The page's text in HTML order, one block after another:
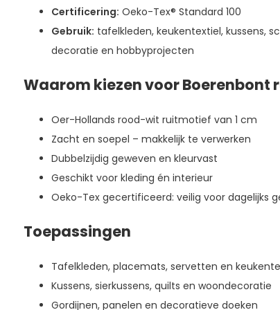
Certificering: Oeko-Tex® Standard 100
Gebruik: tafelkleden, keukentextiel, kussens,
decoratie en hobbyprojecten
Waarom kiezen voor Boerenbont
Oer-Hollands rood-wit ruitmotief van 1 cm
Zacht en soepel – makkelijk te verwerken
Dubbelzijdig geweven en kleurvast
Geschikt voor kleding én interieur
Oeko-Tex gecertificeerd: veilig voor dagelijks
Toepassingen
Tafelkleden, placemats, servetten en
Kussens, sierkussens, quilts en woondecoratie
Gordijnen, panelen en decoratieve doeken